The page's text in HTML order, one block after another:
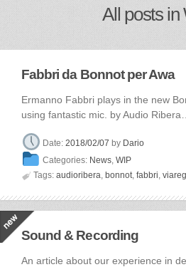
All posts in
Fabbri da Bonnot per Awa
Ermanno Fabbri plays in the new
using fantastic mic. by Audio
Date:2018/02/07 by Dario
Categories: News,WIP
 Tags: audioribera bonnot fabbri
Sound & Recording
An article about our experience in